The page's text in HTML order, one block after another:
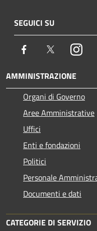
SEGUICI SU
Facebook Twitter
AMMINISTRAZIONE
Organi di Governo
Aree Amministrative
Uffici
Enti e fondazioni
Politici
Personale
Documenti e dati
CATEGORIE DI SERVIZIO